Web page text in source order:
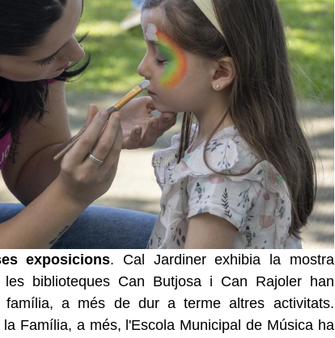
exposicions. Cal Jardiner exhibia la mostra
biblioteques Can Butjosa i Can Rajoler han
a més de dur a terme altres activitats.
Família, a més, l'Escola Municipal de Música ha